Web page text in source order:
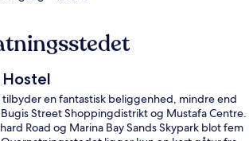
en fantastisk beliggenhed, mindre end
Street Shoppingdistrikt og Mustafa Centre.
Road og Marina Bay Sands Skypark blot fem